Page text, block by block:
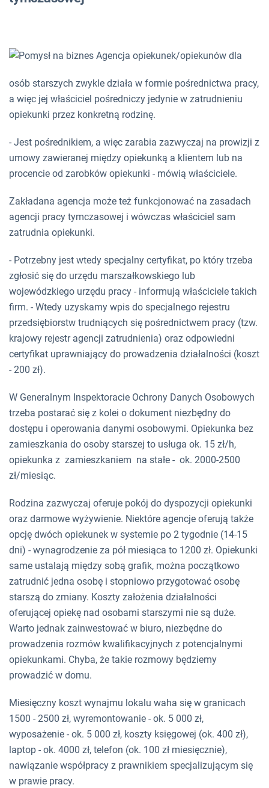
Agencja opiekunek/opiekunów dla
osób starszych zwykle działa w formie pośrednictwa pracy,
a więc jej właściciel pośredniczy jedynie w zatrudnieniu
opiekunki przez konkretną rodzinę.
- Jest pośrednikiem, a więc zarabia zazwyczaj na prowizji z
umowy zawieranej między opiekunką a klientem lub na
procencie od zarobków opiekunki - mówią właściciele.
Zakładana agencja może też funkcjonować na zasadach
agencji pracy tymczasowej i wówczas właściciel sam
zatrudnia opiekunki.
- Potrzebny jest wtedy specjalny certyfikat, po który trzeba
zgłosić się do urzędu marszałkowskiego lub
wojewódzkiego urzędu pracy - informują właściciele takich
firm. - Wtedy uzyskamy wpis do specjalnego rejestru
przedsiębiorstw trudniących się pośrednictwem pracy (tzw.
krajowy rejestr agencji zatrudnienia) oraz odpowiedni
certyfikat uprawniający do prowadzenia działalności (koszt
- 200 zł).
W Generalnym Inspektoracie Ochrony Danych Osobowych
trzeba postarać się z kolei o dokument niezbędny do
dostępu i operowania danymi osobowymi. Opiekunka bez
zamieszkania do osoby starszej to usługa ok. 15 zł/h,
opiekunka z zamieszkaniem na stałe - ok. 2000-2500
zł/miesiąc.
Rodzina zazwyczaj oferuje pokój do dyspozycji opiekunki
oraz darmowe wyżywienie. Niektóre agencje oferują także
opcję dwóch opiekunek w systemie po 2 tygodnie (14-15
dni) - wynagrodzenie za pół miesiąca to 1200 zł. Opiekunki
same ustalają między sobą grafik, można początkowo
zatrudnić jedna osobę i stopniowo przygotować osobę
starszą do zmiany. Koszty założenia działalności
oferującej opiekę nad osobami starszymi nie są duże.
Warto jednak zainwestować w biuro, niezbędne do
prowadzenia rozmów kwalifikacyjnych z potencjalnymi
opiekunkami. Chyba, że takie rozmowy będziemy
prowadzić w domu.
Miesięczny koszt wynajmu lokalu waha się w granicach
1500 - 2500 zł, wyremontowanie - ok. 5 000 zł,
wyposażenie - ok. 5 000 zł, koszty księgowej (ok. 400 zł),
laptop - ok. 4000 zł, telefon (ok. 100 zł miesięcznie),
nawiązanie współpracy z prawnikiem specjalizującym się
w prawie pracy.